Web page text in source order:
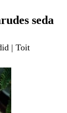
seda
| Toit